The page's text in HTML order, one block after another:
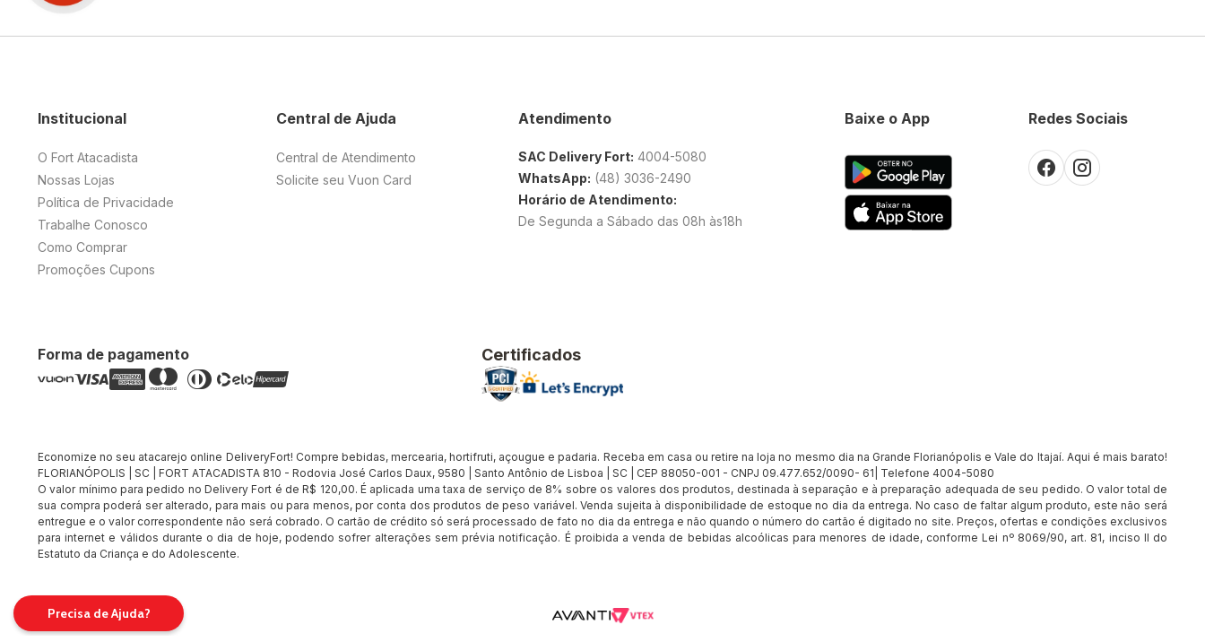
Central de Ajuda
Central de Atendimento
Solicite seu Vuon Card
Institucional
O Fort Atacadista
Nossas Lojas
Política de Privacidade
Trabalhe Conosco
Como Comprar
Promoções Cupons
Atendimento
SAC Delivery Fort: 4004-5080
WhatsApp: (48) 3036-2490
Horário de Atendimento:
De Segunda a Sábado das 08h às18h
Redes Sociais
Baixe o App
Forma de pagamento Certificados
Economize no seu atacarejo online DeliveryFort! Compre bebidas, mercearia, hortifruti, açougue e padaria. Receba em casa ou retire na loja no mesmo dia na Grande Florianópolis e Vale do Itajaí. Aqui é mais barato!
FLORIANÓPOLIS | SC | FORT ATACADISTA 810 - Rodovia José Carlos Daux, 9580 | Santo Antônio de Lisboa | SC | CEP 88050-001 - CNPJ 09.477.652/0090- 61| Telefone 4004-5080
O valor mínimo para pedido no Delivery Fort é de R$ 120,00. É aplicada uma taxa de serviço de 8% sobre os valores dos produtos, destinada à separação e à preparação adequada de seu pedido. O valor total de
sua compra poderá ser alterado, para mais ou para menos, por conta dos produtos de peso variável. Venda sujeita à disponibilidade de estoque no dia da entrega. No caso de faltar algum produto, este não será
entregue e o valor correspondente não será cobrado. O cartão de crédito só será processado de fato no dia da entrega e não quando o número do cartão é digitado no site. Preços, ofertas e condições exclusivos
para internet e válidos durante o dia de hoje, podendo sofrer alterações sem prévia notificação. É proibida a venda de bebidas alcoólicas para menores de idade, conforme Lei nº 8069/90, art. 81, inciso II do
Estatuto da Criança e do Adolescente.